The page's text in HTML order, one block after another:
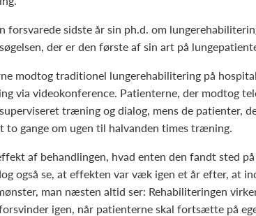
forsvarede sidste år sin ph.d. om
der er den første af sin art på
modtog traditionel lungerehabilitering på
via videokonference. Patienterne, der modtog
træning og dialog, mens de patienter,
gange om ugen til halvanden times træning.
af behandlingen, hvad enten den fandt sted
også se, at effekten var væk igen et år efter, at
man næsten altid ser: Rehabiliteringen
igen, når patienterne skal fortsætte på